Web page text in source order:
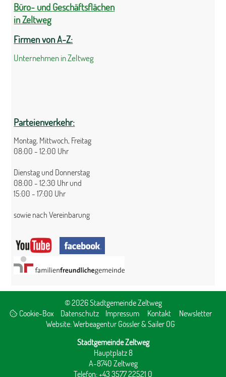
Büro- und Geschäftsflächen
in Zeltweg
Firmen von A-Z:
Unternehmen in Zeltweg
Parteienverkehr:
Montag, Mittwoch, Freitag
08:00 - 12:00 Uhr
Dienstag und Donnerstag
08:00 - 12:30 Uhr und
15:00 - 17:00 Uhr
sowie nach Vereinbarung
© 2026 Stadtgemeinde Zeltweg
Cookie-Box
Datenschutz Impressum Kontakt
Newsletter
Website:Werbeagentur Gössler & Sailer OG
Stadtgemeinde Zeltweg
Hauptplatz 8
A-8740 Zeltweg
Telefon: +43 3577 22521 0